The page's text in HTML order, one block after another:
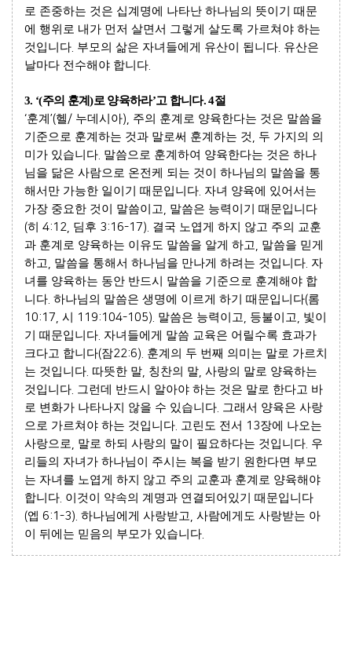
로 존중하는 것은 십계명에 나타난 하나님의 뜻이기 때문
에 행위로 내가 먼저 살면서 그렇게 살도록 가르쳐야 하는
것입니다 부모의 삶은 자녀들에게 유산이 됩니다 유산은
날마다 전수해야 합니다
3. ‘(주의 훈계)로 양육하라’고 합니다. 4절
‘훈계 ’(헬/ 누데시아), 주의 훈계로 양육한다는 것은 말씀을
기준으로 훈계하는 것과 말로써 훈계하는 것
두 가지의 의
미가 있습니다 말씀으로 훈계하여 양육한다는 것은 하나
님을 닮은 사람으로 온전케 되는 것이 하나님의 말씀을 통
해서만 가능한 일이기 때문입니다 자녀 양육에 있어서는
가장 중요한 것이 말씀이고
말씀은 능력이기 때문입니다
(히 4:12, 딤후 3:16-17). 결국 노엽게 하지 않고 주의 교훈
과 훈계로 양육하는 이유도 말씀을 알게 하고
말씀을 믿게
하고
말씀을 통해서 하나님을 만나게 하려는 것입니다 자
녀를 양육하는 동안 반드시 말씀을 기준으로 훈계해야 합
니다 하나님의 말씀은 생명에 이르게 하기 때문입니다(롬
10:17, 시 119:104-105). 말씀은 능력이고 등불이고
빛이
기 때문입니다 자녀들에게 말씀 교육은 어릴수록 효과가
크다고 합니다(잠22:6). 훈계의 두 번째 의미는 말로 가르치
는 것입니다 따뜻한 말 칭찬의 말 사랑의 말로 양육하는
것입니다 그런데 반드시 알아야 하는 것은 말로 한다고 바
로 변화가 나타나지 않을 수 있습니다 그래서 양육은 사랑
으로 가르쳐야 하는 것입니다 고린도 전서 13장에 나오는
사랑으로
말로 하되 사랑의 말이 필요하다는 것입니다 우
리들의 자녀가 하나님이 주시는 복을 받기 원한다면 부모
는 자녀를 노엽게 하지 않고 주의 교훈과 훈계로 양육해야
합니다 이것이 약속의 계명과 연결되어있기 때문입니다
(엡 6:1-3). 하나님에게 사랑받고
사람에게도 사랑받는 아
이 뒤에는 믿음의 부모가 있습니다